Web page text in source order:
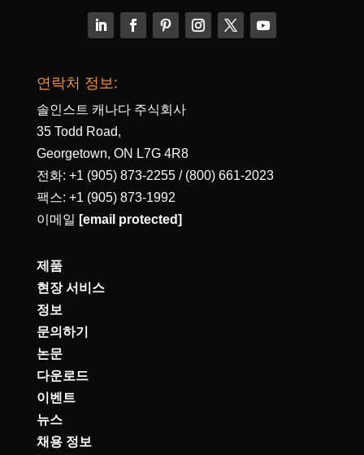
연락처 정보:
솔인스트 캐나다 주식회사
35 Todd Road,
Georgetown, ON L7G 4R8
전화: +1 (905) 873-2255 / (800) 661-2023
팩스: +1 (905) 873-1992
이메일 [email protected]
제품
현장 서비스
정보
문의하기
논문
다운로드
이벤트
뉴스
채용 정보